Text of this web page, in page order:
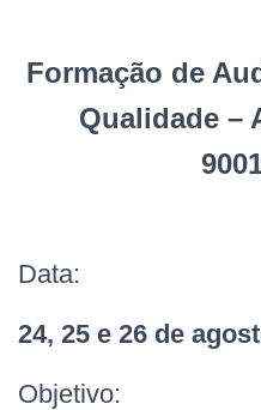
Formação de
Qualidade –
Data:
24, 25 e 26 de
Objetivo: